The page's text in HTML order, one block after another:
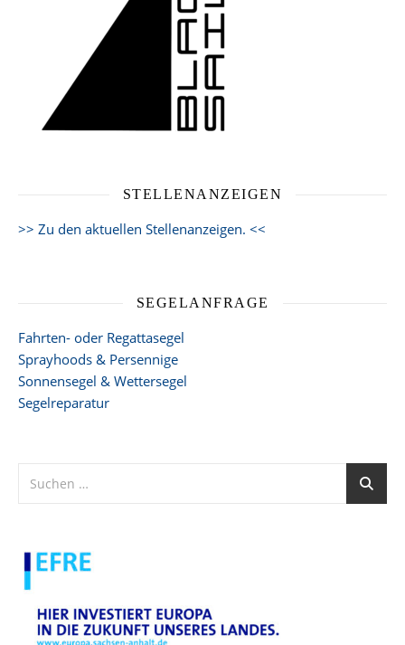
STELLENANZEIGEN
>> Zu den aktuellen Stellenanzeigen. <<
SEGELANFRAGE
Fahrten- oder Regattasegel
Sprayhoods & Persennige
Sonnensegel & Wettersegel
Segelreparatur